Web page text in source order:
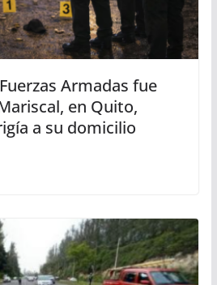
Armadas fue
en Quito,
a su domicilio